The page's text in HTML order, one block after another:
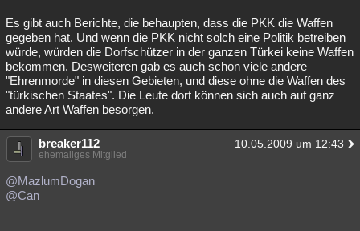
Es gibt auch Berichte, die behaupten, dass die PKK die Waffen
gegeben hat. Und wenn die PKK nicht solch eine Politik betreiben
würde, würden die Dorfschützer in der ganzen Türkei keine Waffen
bekommen. Desweiteren gab es auch schon viele andere
"Ehrenmorde" in diesen Gebieten, und diese ohne die Waffen des
"türkischen Staates". Die Leute dort können sich auch auf ganz
andere Art Waffen besorgen.
breaker112 10.05.2009 um 12:43
ehemaliges Mitglied
@MazlumDogan
@Can